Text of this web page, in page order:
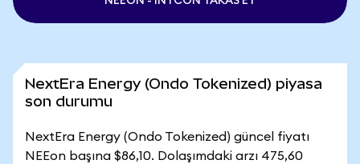
NextEra Energy (Ondo Tokenized) piyasa
son durumu
NextEra Energy (Ondo Tokenized) güncel fiyatı
NEEon başına $86,10. Dolaşımdaki arzı 475,60